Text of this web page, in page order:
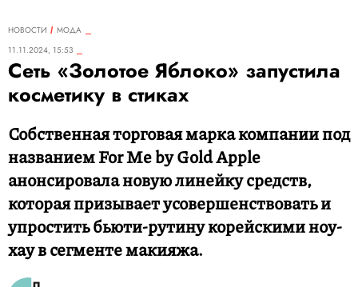
НОВОСТИ
МОДА
11.11.2024, 15:53
Сеть «Золотое Яблоко» запустила
косметику в стиках
Собственная торговая марка компании под
названием For Me by Gold Apple
анонсировала новую линейку средств,
которая призывает усовершенствовать и
упростить бьюти-рутину корейскими ноу-
хау в сегменте макияжа.